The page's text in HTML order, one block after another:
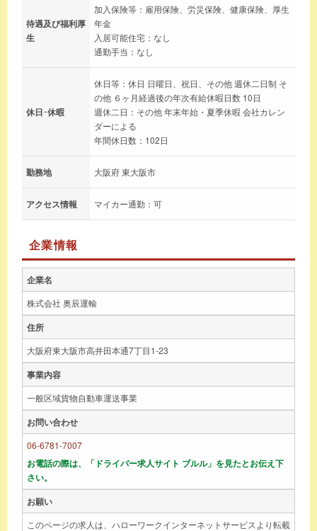
待遇及び福利厚
生
加入保険等：雇用保険、労災保険、健康保険、厚生
年金
入居可能住宅：なし
通勤手当：なし
休日･休暇
休日等：休日 日曜日、祝日、その他 週休二日制 そ
の他 ６ヶ月経過後の年次有給休暇日数 10日
週休二日：その他 年末年始・夏季休暇 会社カレン
ダーによる
年間休日数：102日
勤務地 大阪府 東大阪市
アクセス情報 マイカー通勤：可
企業情報
企業名
株式会社 奥辰運輸
住所
大阪府東大阪市高井田本通7丁目1-23
事業内容
一般区域貨物自動車運送事業
お問い合わせ
06-6781-7007
お電話の際は、「ドライバー求人サイト ブルル」を見たとお伝え下
さい。
お願い
このページの求人は、ハローワークインターネットサービスより転載